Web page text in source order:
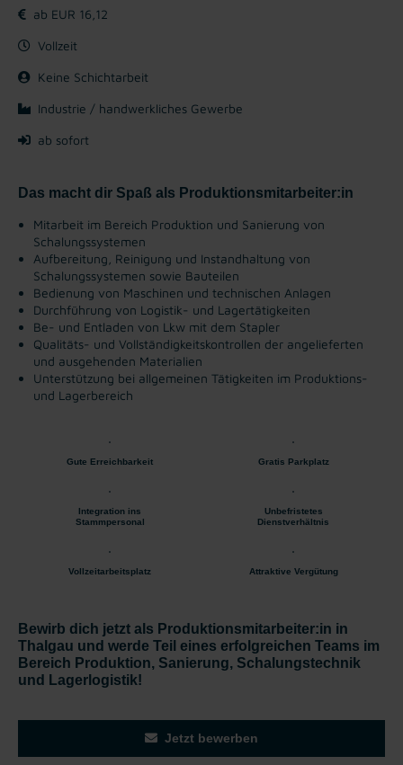
ab EUR 16,12
Vollzeit
Keine Schichtarbeit
Industrie / handwerkliches Gewerbe
ab sofort
Das macht dir Spaß als Produktionsmitarbeiter:in
Mitarbeit im Bereich Produktion und Sanierung von
Schalungssystemen
Aufbereitung, Reinigung und Instandhaltung von
Schalungssystemen sowie Bauteilen
Bedienung von Maschinen und technischen Anlagen
Durchführung von Logistik- und Lagertätigkeiten
Be- und Entladen von Lkw mit dem Stapler
Qualitäts- und Vollständigkeitskontrollen der angelieferten
und ausgehenden Materialien
Unterstützung bei allgemeinen Tätigkeiten im Produktions-
und Lagerbereich
Gute Erreichbarkeit Gratis Parkplatz
Integration ins
Stammpersonal
Unbefristetes
Dienstverhältnis
Vollzeitarbeitsplatz Attraktive Vergütung
Bewirb dich jetzt als Produktionsmitarbeiter:in in
Thalgau und werde Teil eines erfolgreichen Teams im
Bereich Produktion, Sanierung, Schalungstechnik
und Lagerlogistik!
Jetzt bewerben